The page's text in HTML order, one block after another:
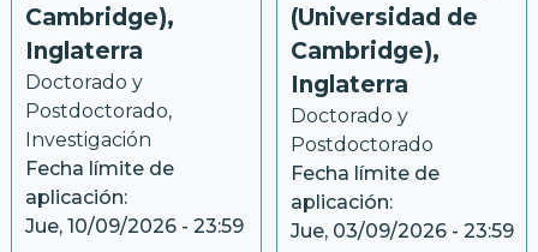
Cambridge),
Inglaterra
Doctorado y
Postdoctorado,
Investigación
Fecha límite de
aplicación:
Jue, 10/09/2026 - 23:59
(Universidad de
Cambridge),
Inglaterra
Doctorado y
Postdoctorado
Fecha límite de
aplicación:
Jue, 03/09/2026 - 23:59